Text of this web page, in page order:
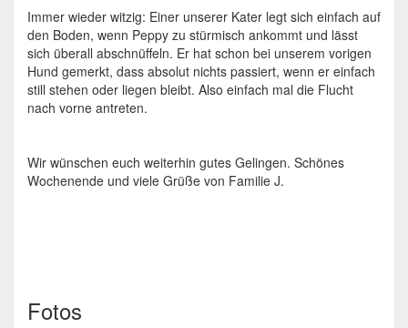
Immer wieder witzig: Einer unserer Kater legt sich einfach auf
den Boden, wenn Peppy zu stürmisch ankommt und lässt
sich überall abschnüffeln. Er hat schon bei unserem vorigen
Hund gemerkt, dass absolut nichts passiert, wenn er einfach
still stehen oder liegen bleibt. Also einfach mal die Flucht
nach vorne antreten.
Wir wünschen euch weiterhin gutes Gelingen. Schönes
Wochenende und viele Grüße von Familie J.
Fotos